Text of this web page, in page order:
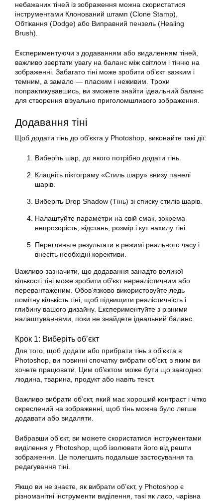
небажаних тіней із зображення можна скористатися
інструментами Клонований штамп (Clone Stamp),
Обтікання (Dodge) або Виправний пензель (Healing
Brush).
Експериментуючи з додаванням або видаленням тіней,
важливо звертати увагу на баланс між світлом і тінню на
зображенні. Забагато тіні може зробити об’єкт важким і
темним, а замало — пласким і неживим. Трохи
попрактикувавшись, ви зможете знайти ідеальний баланс
для створення візуально приголомшливого зображення.
Додавання тіні
Щоб додати тінь до об’єкта у Photoshop, виконайте такі дії:
Виберіть шар, до якого потрібно додати тінь.
Клацніть піктограму «Стиль шару» внизу панелі
шарів.
Виберіть Drop Shadow (Тінь) зі списку стилів шарів.
Налаштуйте параметри на свій смак, зокрема
непрозорість, відстань, розмір і кут нахилу тіні.
Перегляньте результати в режимі реального часу і
внесіть необхідні корективи.
Важливо зазначити, що додавання занадто великої
кількості тіні може зробити об’єкт нереалістичним або
перевантаженим. Обов’язково використовуйте ледь
помітну кількість тіні, щоб підвищити реалістичність і
глибину вашого дизайну. Експериментуйте з різними
налаштуваннями, поки не знайдете ідеальний баланс.
Крок 1: Виберіть об’єкт
Для того, щоб додати або прибрати тінь з об’єкта в
Photoshop, ви повинні спочатку вибрати об’єкт, з яким ви
хочете працювати. Цим об’єктом може бути що завгодно:
людина, тварина, продукт або навіть текст.
Важливо вибрати об’єкт, який має хороший контраст і чітко
окреслений на зображенні, щоб тінь можна було легше
додавати або видаляти.
Вибравши об’єкт, ви можете скористатися інструментами
виділення у Photoshop, щоб ізолювати його від решти
зображення. Це полегшить подальше застосування та
редагування тіні.
Якщо ви не знаєте, як вибрати об’єкт, у Photoshop є
різноманітні інструменти виділення, такі як ласо, чарівна